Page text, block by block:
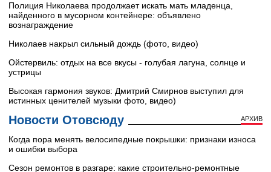
Полиция Николаева продолжает искать мать младенца,
найденного в мусорном контейнере: объявлено
вознаграждение
Николаев накрыл сильный дождь (фото, видео)
Ойстервиль: отдых на все вкусы - голубая лагуна, солнце и
устрицы
Высокая гармония звуков: Дмитрий Смирнов выступил для
истинных ценителей музыки фото, видео)
Новости Отовсюду АРХИВ
Когда пора менять велосипедные покрышки: признаки износа
и ошибки выбора
Сезон ремонтов в разгаре: какие строительно-ремонтные